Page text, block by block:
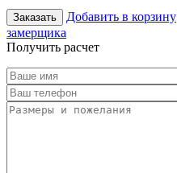
Заказать Добавить в корзину
замерщика
Получить расчет